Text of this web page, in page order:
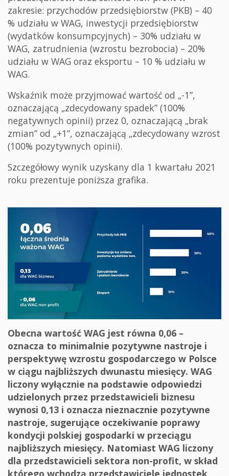
zakresie: przychodów przedsiębiorstw (PKB) – 40
% udziału w WAG, inwestycji przedsiębiorstw
(wydatków konsumpcyjnych) – 30% udziału w
WAG, zatrudnienia (wzrostu bezrobocia) – 20%
udziału w WAG oraz eksportu – 10 % udziału w
WAG.
Wskaźnik może przyjmować wartość od „-1”,
oznaczającą „zdecydowany spadek” (100%
negatywnych opinii) przez 0, oznaczającą „brak
zmian” od „+1”, oznaczającą „zdecydowany wzrost
(100% pozytywnych opinii).
Szczegółowy wynik uzyskany dla 1 kwartału 2021
roku prezentuje poniższa grafika.
Obecna wartość WAG jest równa 0,06 –
oznacza to minimalnie pozytywne nastroje i
perspektywę wzrostu gospodarczego w Polsce
w ciągu najbliższych dwunastu miesięcy. WAG
liczony wyłącznie na podstawie odpowiedzi
udzielonych przez przedstawicieli biznesu
wynosi 0,13 i oznacza nieznacznie pozytywne
nastroje, sugerujące oczekiwanie poprawy
kondycji polskiej gospodarki w przeciągu
najbliższych miesięcy. Natomiast WAG liczony
dla przedstawicieli sektora non-profit, w skład
którego wchodzą przedstawiciele jednostek